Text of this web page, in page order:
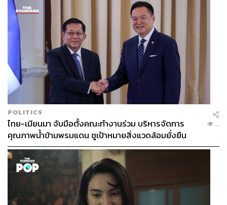
POLITICS
ไทย-เมียนมา จับมือตั้งคณะทำงานร่วม บริหารจัดการ
คุณภาพน้ำข้ามพรมแดน ชูเป้าหมายสิ่งแวดล้อมยั่งยืน
...